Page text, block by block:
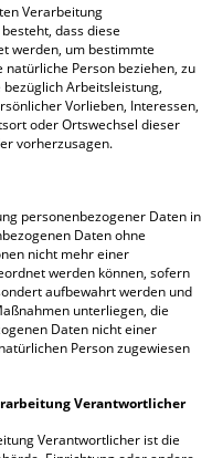
Verarbeitung
dass diese
werden, um bestimmte
natürliche Person beziehen, zu
Arbeitsleistung,
Vorlieben, Interessen,
oder Ortswechsel dieser
vorherzusagen.
personenbezogener Daten in
Daten ohne
nicht mehr einer
werden können, sofern
aufbewahrt werden und
unterliegen, die
Daten nicht einer
Person zugewiesen
Verantwortlicher
Verantwortlicher ist die